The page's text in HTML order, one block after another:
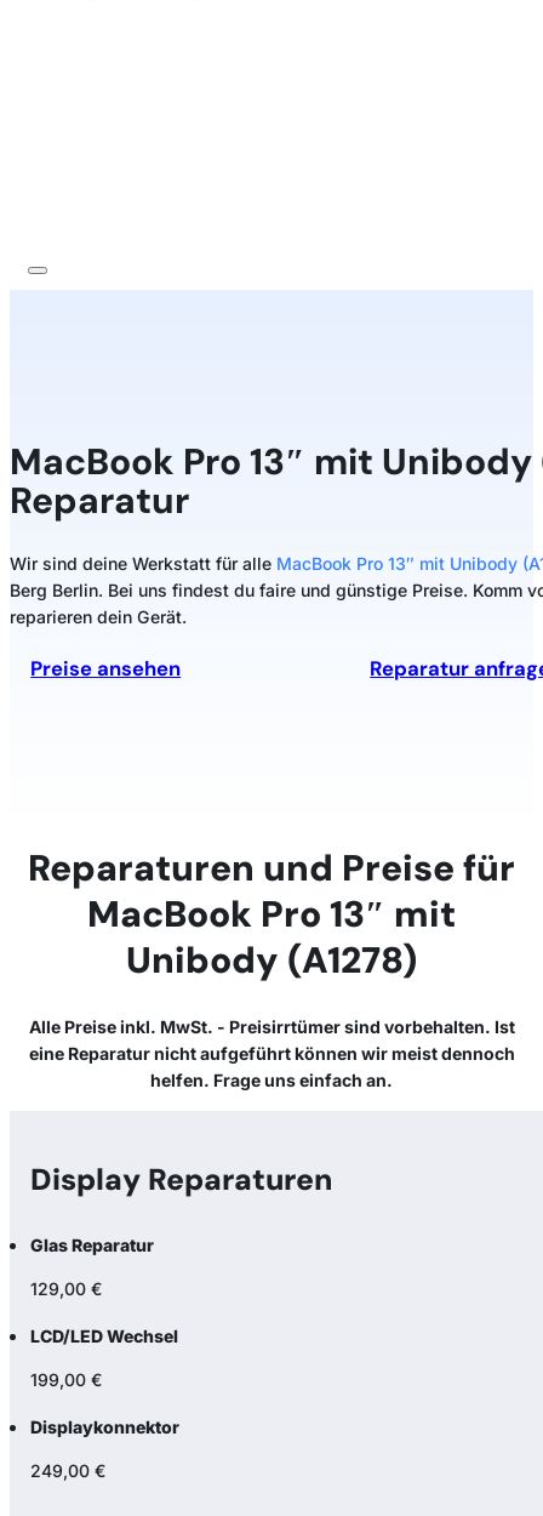
MacBook Pro 13″ mit Unibody
Reparatur
Wir sind deine Werkstatt für alle MacBook Pro 13″ mit Unibody
Berg Berlin. Bei uns findest du faire und günstige Preise. Komm
reparieren dein Gerät.
Preise ansehen Reparatur
Reparaturen und Preise für
MacBook Pro 13″ mit
Unibody (A1278)
Alle Preise inkl. MwSt. - Preisirrtümer sind vorbehalten. Ist
eine Reparatur nicht aufgeführt können wir meist dennoch
helfen. Frage uns einfach an.
Display Reparaturen
Glas Reparatur
129,00 €
LCD/LED Wechsel
199,00 €
Displaykonnektor
249,00 €